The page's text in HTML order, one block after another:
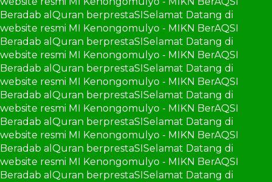
Beradab alQuran berprestaSISelamat Datang di
website resmi MI Kenongomulyo - MIKN BerAQSI
Beradab alQuran berprestaSISelamat Datang di
website resmi MI Kenongomulyo - MIKN BerAQSI
Beradab alQuran berprestaSISelamat Datang di
website resmi MI Kenongomulyo - MIKN BerAQSI
Beradab alQuran berprestaSISelamat Datang di
website resmi MI Kenongomulyo - MIKN BerAQSI
Beradab alQuran berprestaSISelamat Datang di
website resmi MI Kenongomulyo - MIKN BerAQSI
Beradab alQuran berprestaSISelamat Datang di
website resmi MI Kenongomulyo - MIKN BerAQSI
Beradab alQuran berprestaSISelamat Datang di